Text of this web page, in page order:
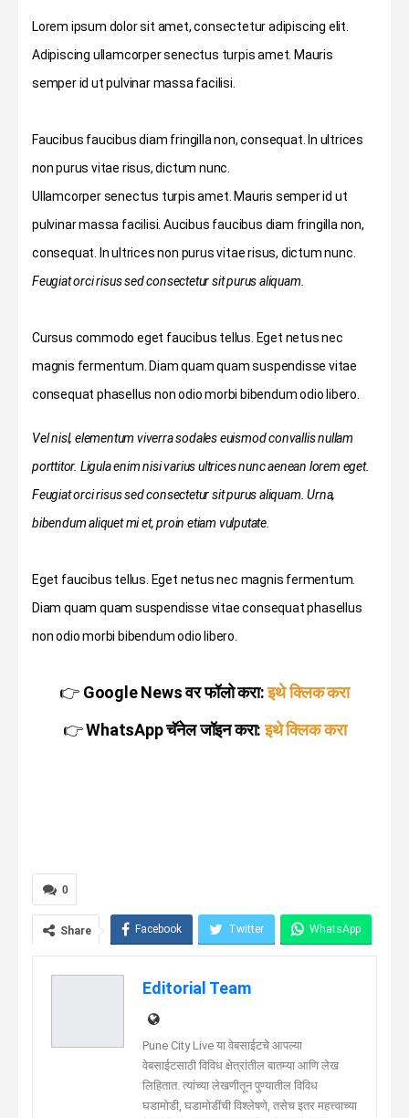
Lorem ipsum dolor sit amet, consectetur adipiscing elit.
Adipiscing ullamcorper senectus turpis amet. Mauris
semper id ut pulvinar massa facilisi.
Faucibus faucibus diam fringilla non, consequat. In ultrices
non purus vitae risus, dictum nunc.
Ullamcorper senectus turpis amet. Mauris semper id ut
pulvinar massa facilisi. Aucibus faucibus diam fringilla non,
consequat. In ultrices non purus vitae risus, dictum nunc.
Feugiat orci risus sed consectetur sit purus aliquam.
Cursus commodo eget faucibus tellus. Eget netus nec
magnis fermentum. Diam quam quam suspendisse vitae
consequat phasellus non odio morbi bibendum odio libero.
Vel nisl, elementum viverra sodales euismod convallis nullam
porttitor. Ligula enim nisi varius ultrices nunc aenean lorem eget.
Feugiat orci risus sed consectetur sit purus aliquam. Urna,
bibendum aliquet mi et, proin etiam vulputate.
Eget faucibus tellus. Eget netus nec magnis fermentum.
Diam quam quam suspendisse vitae consequat phasellus
non odio morbi bibendum odio libero.
👉 Google News वर फॉलो करा: इथे क्लिक करा
👉WhatsApp चॅनेल जॉइन करा: इथे क्लिक करा
0
Share Facebook Twitter WhatsApp
Editorial Team
Pune City Live या वेबसाईटचे आपल्या
वेबसाईटसाठी विविध क्षेत्रांतील बातम्या आणि लेख
लिहितात. त्यांच्या लेखणीतून पुण्यातील विविध
घडामोडी, घडामोडींची विश्लेषणे, तसेच इतर महत्त्वाच्या